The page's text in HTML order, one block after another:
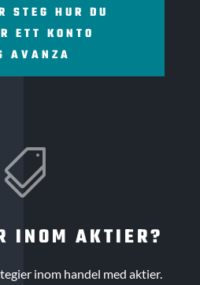
STEG HUR DU
ETT KONTO
AVANZA

INOM AKTIER?
inom handel med aktier.